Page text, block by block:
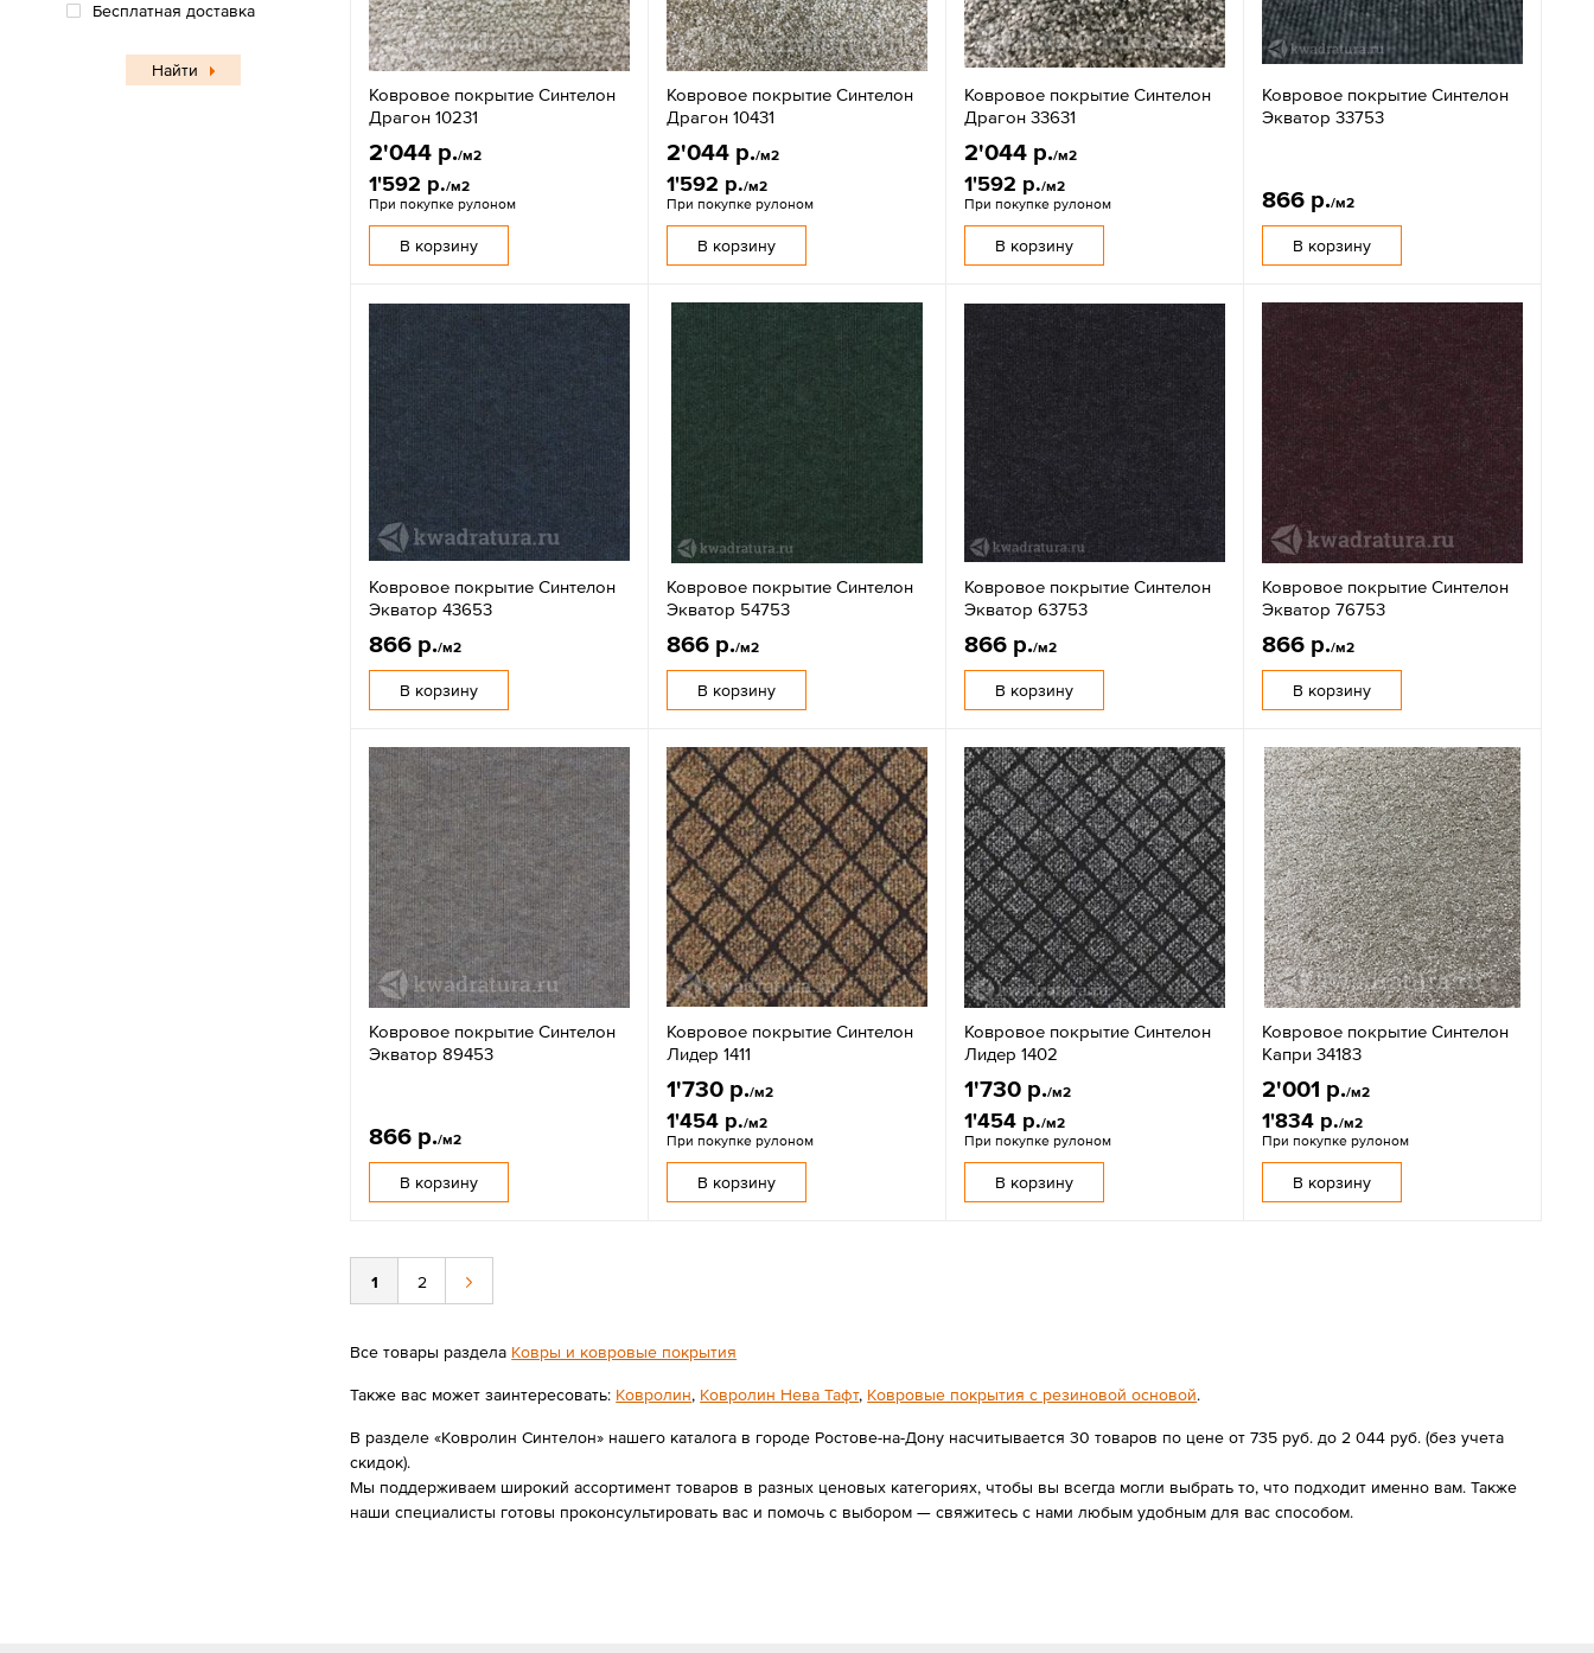
Ковровое покрытие Синтелон
Драгон 10231
2'044 р./м2
1'592 р./м2
При покупке рулоном
В корзину
Ковровое покрытие Синтелон
Драгон 10431
2'044 р./м2
1'592 р./м2
При покупке рулоном
В корзину
Ковровое покрытие Синтелон
Драгон 33631
2'044 р./м2
1'592 р./м2
При покупке рулоном
В корзину
Ковровое покрытие Синтелон
Экватор 33753
866 р./м2
В корзину
Ковровое покрытие Синтелон
Экватор 43653
866 р./м2
В корзину
Ковровое покрытие Синтелон
Экватор 54753
866 р./м2
В корзину
Ковровое покрытие Синтелон
Экватор 63753
866 р./м2
В корзину
Ковровое покрытие Синтелон
Экватор 76753
866 р./м2
В корзину
Ковровое покрытие Синтелон
Экватор 89453
866 р./м2
В корзину
Ковровое покрытие Синтелон
Лидер 1411
1'730 р./м2
1'454 р./м2
При покупке рулоном
В корзину
Ковровое покрытие Синтелон
Лидер 1402
1'730 р./м2
1'454 р./м2
При покупке рулоном
В корзину
Ковровое покрытие Синтелон
Капри 34183
2'001 р./м2
1'834 р./м2
При покупке рулоном
В корзину
1 2
Все товары раздела Ковры и ковровые покрытия
Также вас может заинтересовать: Ковролин, Ковролин Нева Тафт, Ковровые покрытия с резиновой основой.
В разделе «Ковролин Синтелон» нашего каталога в городе Ростове-на-Дону насчитывается 30 товаров по цене от 735 руб. до 2 044 руб. (без учета
скидок).
Мы поддерживаем широкий ассортимент товаров в разных ценовых категориях, чтобы вы всегда могли выбрать то, что подходит именно вам. Также
наши специалисты готовы проконсультировать вас и помочь с выбором — свяжитесь с нами любым удобным для вас способом.
Бесплатная доставка
Найти